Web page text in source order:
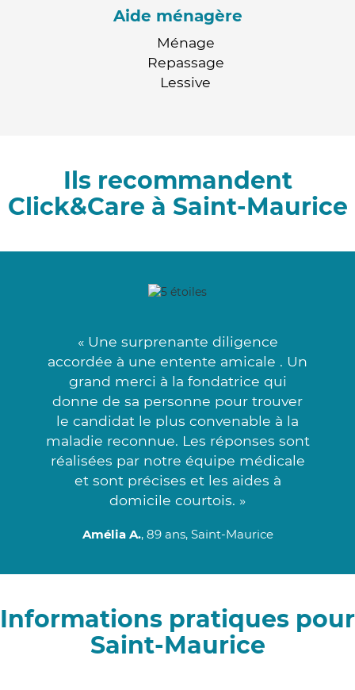
Aide ménagère
Ménage
Repassage
Lessive
Ils recommandent
Click&Care à Saint-Maurice
« Une surprenante diligence
accordée à une entente amicale . Un
grand merci à la fondatrice qui
donne de sa personne pour trouver
le candidat le plus convenable à la
maladie reconnue. Les réponses sont
réalisées par notre équipe médicale
et sont précises et les aides à
domicile courtois. »
Amélia A., 89 ans, Saint-Maurice
Informations pratiques pour
Saint-Maurice